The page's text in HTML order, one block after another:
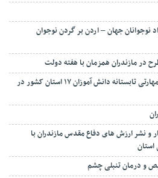
جهان – اردن بر گردن نوجوان
پایان ۱۰ دوره اردوهای تخصصی مهارتی تابستانه دانش آموزان ۱۷ استان کشور در
و نشر ارزش های دفاع مقدس مازندران با